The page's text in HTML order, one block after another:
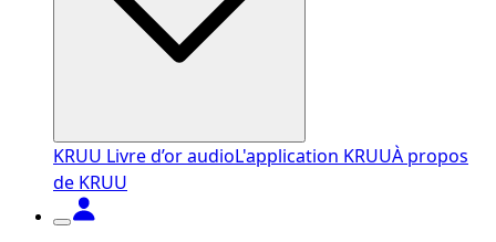
KRUU Livre d’or audioL'application KRUUÀ propos
de KRUU